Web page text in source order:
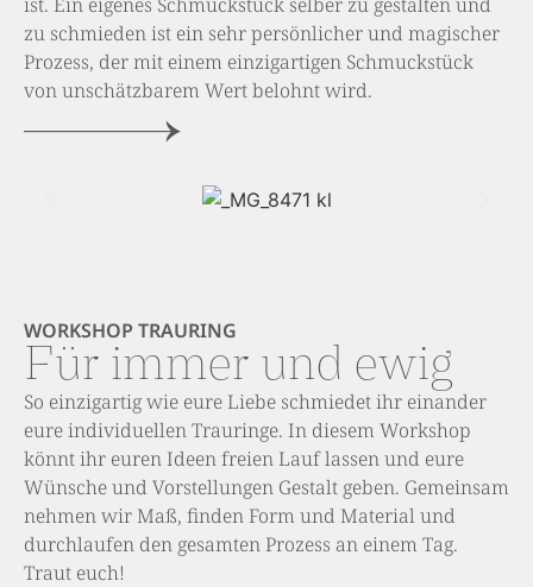
zu schmieden ist ein sehr persönlicher und magischer
Prozess, der mit einem einzigartigen Schmuckstück
von unschätzbarem Wert belohnt wird.
WORKSHOP TRAURING
Für immer und ewig
So einzigartig wie eure Liebe schmiedet ihr einander
eure individuellen Trauringe. In diesem Workshop
könnt ihr euren Ideen freien Lauf lassen und eure
Wünsche und Vorstellungen Gestalt geben. Gemeinsam
nehmen wir Maß, finden Form und Material und
durchlaufen den gesamten Prozess an einem Tag.
Traut euch!